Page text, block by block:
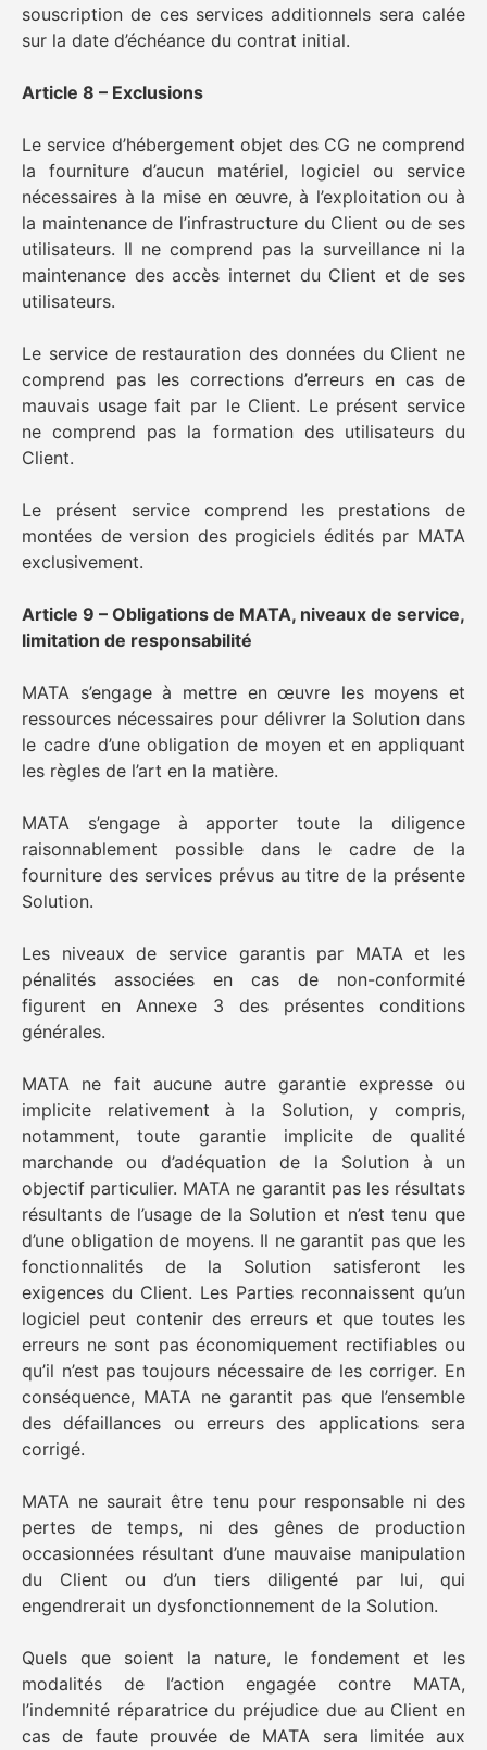
souscription de ces services additionnels sera calée
sur la date d’échéance du contrat initial.
Article 8 – Exclusions
Le service d’hébergement objet des CG ne comprend
la fourniture d’aucun matériel, logiciel ou service
nécessaires à la mise en œuvre, à l’exploitation ou à
la maintenance de l’infrastructure du Client ou de ses
utilisateurs. Il ne comprend pas la surveillance ni la
maintenance des accès internet du Client et de ses
utilisateurs.
Le service de restauration des données du Client ne
comprend pas les corrections d’erreurs en cas de
mauvais usage fait par le Client. Le présent service
ne comprend pas la formation des utilisateurs du
Client.
Le présent service comprend les prestations de
montées de version des progiciels édités par MATA
exclusivement.
Article 9 – Obligations de MATA, niveaux de service,
limitation de responsabilité
MATA s’engage à mettre en œuvre les moyens et
ressources nécessaires pour délivrer la Solution dans
le cadre d’une obligation de moyen et en appliquant
les règles de l’art en la matière.
MATA s’engage à apporter toute la diligence
raisonnablement possible dans le cadre de la
fourniture des services prévus au titre de la présente
Solution.
Les niveaux de service garantis par MATA et les
pénalités associées en cas de non-conformité
figurent en Annexe 3 des présentes conditions
générales.
MATA ne fait aucune autre garantie expresse ou
implicite relativement à la Solution, y compris,
notamment, toute garantie implicite de qualité
marchande ou d’adéquation de la Solution à un
objectif particulier. MATA ne garantit pas les résultats
résultants de l’usage de la Solution et n’est tenu que
d’une obligation de moyens. Il ne garantit pas que les
fonctionnalités de la Solution satisferont les
exigences du Client. Les Parties reconnaissent qu’un
logiciel peut contenir des erreurs et que toutes les
erreurs ne sont pas économiquement rectifiables ou
qu’il n’est pas toujours nécessaire de les corriger. En
conséquence, MATA ne garantit pas que l’ensemble
des défaillances ou erreurs des applications sera
corrigé.
MATA ne saurait être tenu pour responsable ni des
pertes de temps, ni des gênes de production
occasionnées résultant d’une mauvaise manipulation
du Client ou d’un tiers diligenté par lui, qui
engendrerait un dysfonctionnement de la Solution.
Quels que soient la nature, le fondement et les
modalités de l’action engagée contre MATA,
l’indemnité réparatrice du préjudice due au Client en
cas de faute prouvée de MATA sera limitée aux